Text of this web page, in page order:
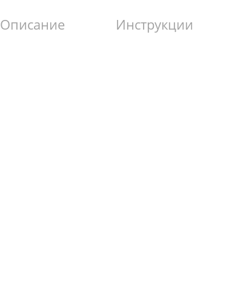
Описание Инструкции